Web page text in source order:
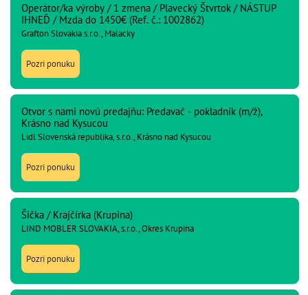
Operátor/ka výroby / 1 zmena / Plavecký Štvrtok / NÁSTUP
IHNEĎ / Mzda do 1450€ (Ref. č.: 1002862)
Grafton Slovakia s.r.o., Malacky
Pozri ponuku
Otvor s nami novú predajňu: Predavač - pokladník (m/ž),
Krásno nad Kysucou
Lidl Slovenská republika, s.r.o., Krásno nad Kysucou
Pozri ponuku
Šička / Krajčírka (Krupina)
LIND MOBLER SLOVAKIA, s.r.o., Okres Krupina
Pozri ponuku